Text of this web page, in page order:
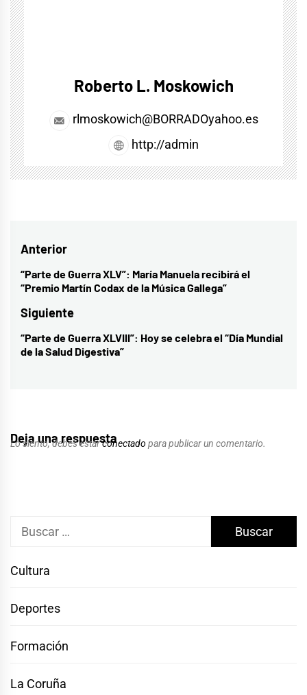
Roberto L. Moskowich
rlmoskowich@BORRADOyahoo.es
http://admin
Navegación
de
Anterior
Entrada
anterior:
“Parte de Guerra XLV”: María Manuela recibirá el
“Premio Martín Codax de la Música Gallega”
Siguiente
Entrada
siguiente:
“Parte de Guerra XLVIII”: Hoy se celebra el “Día Mundial
de la Salud Digestiva”
Deja una respuesta
Lo siento, debes estarconectado para publicar un comentario.
Buscar:
Cultura
Deportes
Formación
La Coruña